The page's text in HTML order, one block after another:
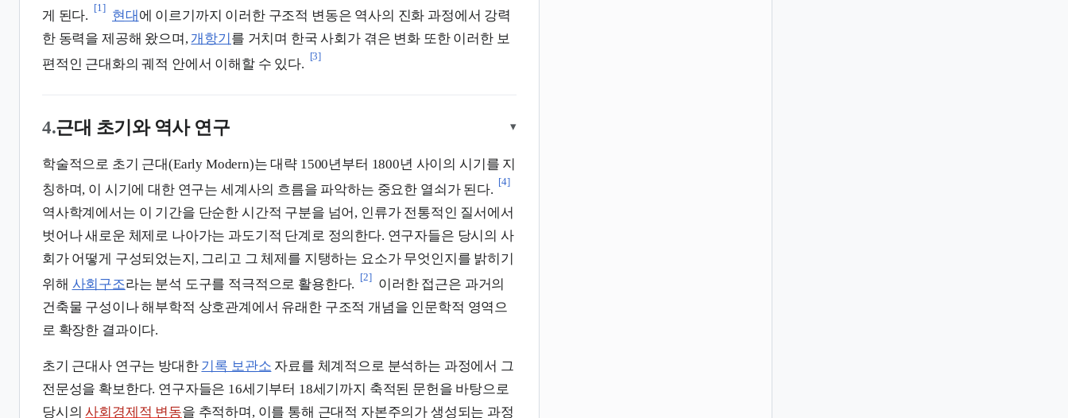
게 된다.
[1]
현대 에 이르기까지 이러한 구조적 변동은 역사의 진화 과정에서 강력
한 동력을 제공해 왔으며, 개항기 를 거치며 한국 사회가 겪은 변화 또한 이러한 보
편적인 근대화의 궤적 안에서 이해할 수 있다.
[3]
4.근대 초기와 역사 연구 ▾
학술적으로 초기 근대(Early Modern)는 대략 1500년부터 1800년 사이의 시기를 지
칭하며, 이 시기에 대한 연구는 세계사의 흐름을 파악하는 중요한 열쇠가 된다.
[4]
역사학계에서는 이 기간을 단순한 시간적 구분을 넘어, 인류가 전통적인 질서에서
벗어나 새로운 체제로 나아가는 과도기적 단계로 정의한다. 연구자들은 당시의 사
회가 어떻게 구성되었는지, 그리고 그 체제를 지탱하는 요소가 무엇인지를 밝히기
위해 사회구조라는 분석 도구를 적극적으로 활용한다.
[2]
이러한 접근은 과거의
건축물 구성이나 해부학적 상호관계에서 유래한 구조적 개념을 인문학적 영역으
로 확장한 결과이다.
초기 근대사 연구는 방대한 기록 보관소 자료를 체계적으로 분석하는 과정에서 그
전문성을 확보한다. 연구자들은 16세기부터 18세기까지 축적된 문헌을 바탕으로
당시의사회경제적 변동을 추적하며, 이를 통해 근대적 자본주의가 생성되는 과정